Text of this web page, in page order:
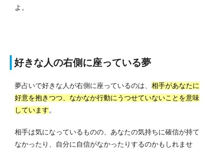
よ。
好きな人の右側に座っている夢
夢占いで好きな人が右側に座っているのは、 相手があなたに
好意を抱きつつ、なかなか行動にうつせていないことを意味
しています。
相手は気になっているものの、あなたの気持ちに確信が持て
なかったり、自分に自信がなかったりするのかもしれませ